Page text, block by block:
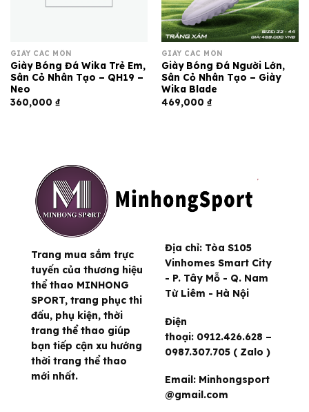
GIÀY CÁC MÔN
Giày Bóng Đá Wika Trẻ Em,
Sân Cỏ Nhân Tạo – QH19 –
Neo
360,000 ₫
GIÀY CÁC MÔN
Giày Bóng Đá Người Lớn,
Sân Cỏ Nhân Tạo – Giày
Wika Blade
469,000 ₫
Trang mua sắm trực
tuyến của thương hiệu
thể thao MINHONG
SPORT, trang phục thi
đấu, phụ kiện, thời
trang thể thao giúp
bạn tiếp cận xu hướng
thời trang thể thao
mới nhất.
Địa chỉ: Tòa S105
Vinhomes Smart City
- P. Tây Mỗ - Q. Nam
Từ Liêm - Hà Nội
Điện
thoại: 0912.426.628 –
0987.307.705 ( Zalo )
Email: Minhongsport
@gmail.com